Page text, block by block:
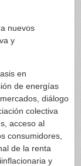
nuevos
y
en
de energías
diálogo
colectiva
acceso al
consumidores,
de la renta
y